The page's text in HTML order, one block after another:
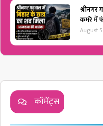
श्रीनगर
कमरे में
August
कॉमेंट्स